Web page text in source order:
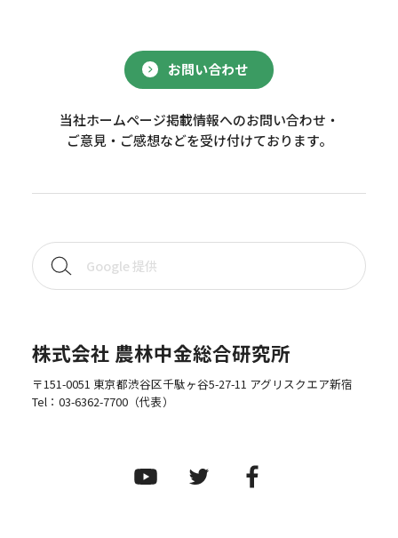
お問い合わせ
当社ホームページ掲載情報へのお問い合わせ・
ご意見・ご感想などを受け付けております。
株式会社 農林中金総合研究所
〒151-0051 東京都渋谷区千駄ヶ谷5-27-11 アグリスクエア新宿
Tel： 03-6362-7700（代表）